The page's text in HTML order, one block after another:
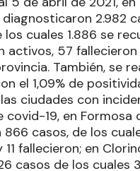
2.982
cuales 1.886 se
activos, 57 fallecieron
También, se
el 1,09% de
ciudades con
covid-19, en Formosa
casos, de los
fallecieron; en
casos de los cuales